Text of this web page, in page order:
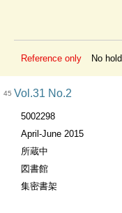
Reference only No hold
45 Vol.31 No.2
5002298
April-June 2015
所蔵中
図書館
集密書架